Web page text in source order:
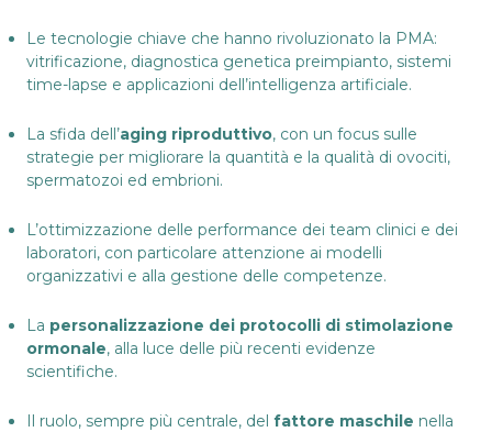
Le tecnologie chiave che hanno rivoluzionato la PMA:
vitrificazione, diagnostica genetica preimpianto, sistemi
time-lapse e applicazioni dell’intelligenza artificiale.
La sfida dell’aging riproduttivo, con un focus sulle
strategie per migliorare la quantità e la qualità di ovociti,
spermatozoi ed embrioni.
L’ottimizzazione delle performance dei team clinici e dei
laboratori, con particolare attenzione ai modelli
organizzativi e alla gestione delle competenze.
La personalizzazione dei protocolli di stimolazione
ormonale, alla luce delle più recenti evidenze
scientifiche.
Il ruolo, sempre più centrale, del fattore maschile nella